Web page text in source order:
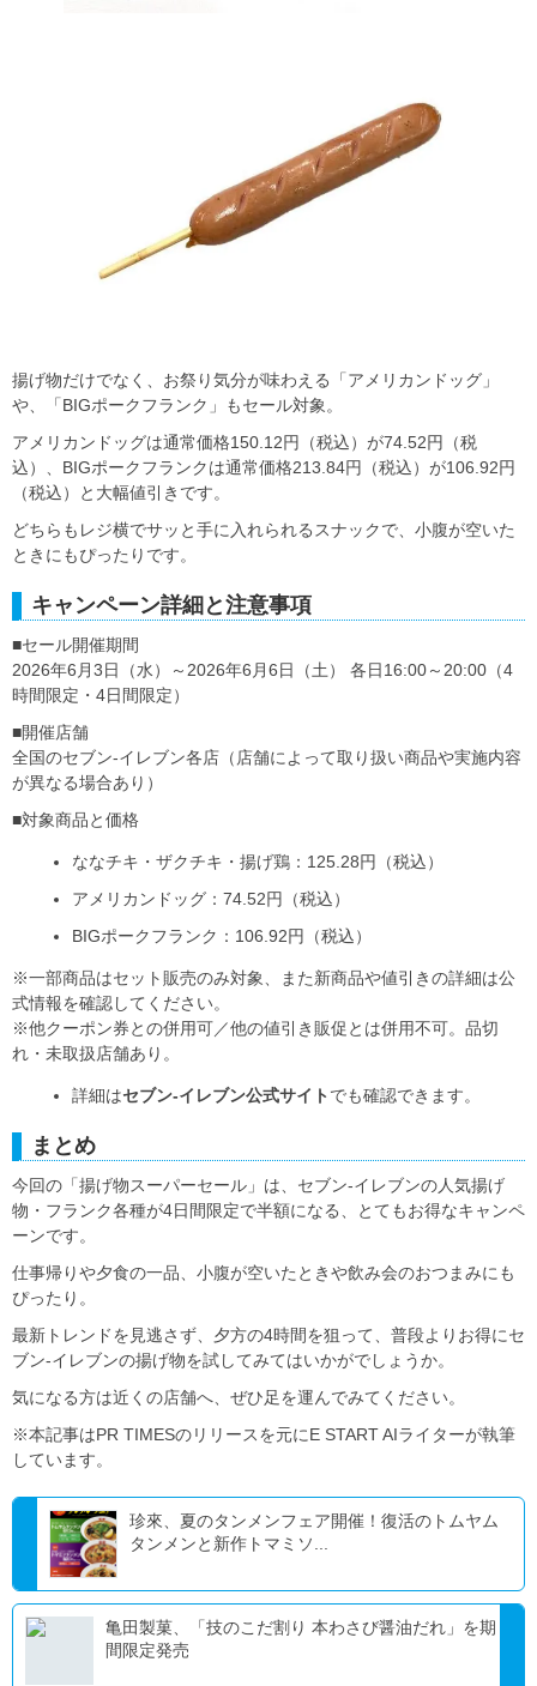
揚げ物だけでなく、お祭り気分が味わえる「アメリカンドッグ」
や、「BIGポークフランク」もセール対象。
アメリカンドッグは通常価格150.12円（税込）が74.52円（税
込）、BIGポークフランクは通常価格213.84円（税込）が106.92円
（税込）と大幅値引きです。
どちらもレジ横でサッと手に入れられるスナックで、小腹が空いた
ときにもぴったりです。
キャンペーン詳細と注意事項
■セール開催期間
2026年6月3日（水）～2026年6月6日（土） 各日16:00～20:00（4
時間限定・4日間限定）
■開催店舗
全国のセブン‐イレブン各店（店舗によって取り扱い商品や実施内容
が異なる場合あり）
■対象商品と価格
ななチキ・ザクチキ・揚げ鶏：125.28円（税込）
アメリカンドッグ：74.52円（税込）
BIGポークフランク：106.92円（税込）
※一部商品はセット販売のみ対象、また新商品や値引きの詳細は公
式情報を確認してください。
※他クーポン券との併用可／他の値引き販促とは併用不可。品切
れ・未取扱店舗あり。
詳細はセブン-イレブン公式サイト でも確認できます。
まとめ
今回の「揚げ物スーパーセール」は、セブン‐イレブンの人気揚げ
物・フランク各種が4日間限定で半額になる、とてもお得なキャンペ
ーンです。
仕事帰りや夕食の一品、小腹が空いたときや飲み会のおつまみにも
ぴったり。
最新トレンドを見逃さず、夕方の4時間を狙って、普段よりお得にセ
ブン‐イレブンの揚げ物を試してみてはいかがでしょうか。
気になる方は近くの店舗へ、ぜひ足を運んでみてください。
※本記事はPR TIMESのリリースを元にE START AIライターが執筆
しています。
珍來、夏のタンメンフェア開催！復活のトムヤム
タンメンと新作トマミソ...
亀田製菓、「技のこだ割り 本わさび醤油だれ」を期
間限定発売